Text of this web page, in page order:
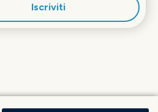
Iscriviti